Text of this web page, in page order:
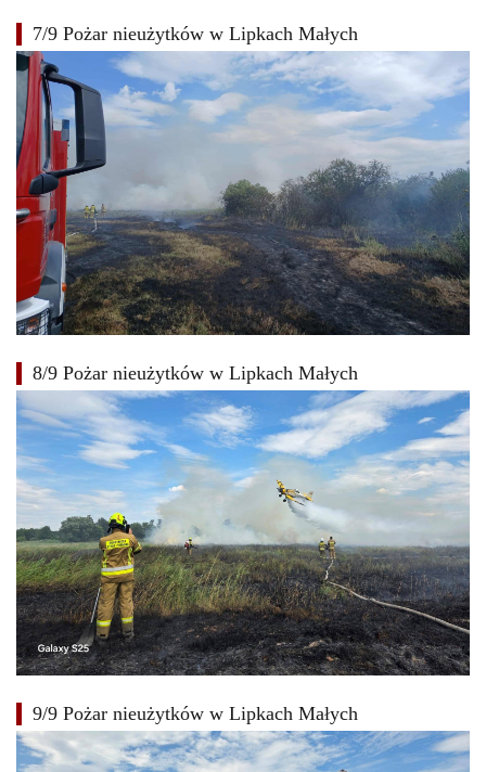
7/9 Pożar nieużytków w Lipkach Małych
8/9 Pożar nieużytków w Lipkach Małych
9/9 Pożar nieużytków w Lipkach Małych